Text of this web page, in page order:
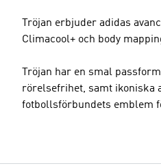
Tröjan erbjuder adidas
Climacool+ och body
Tröjan har en smal
rörelsefrihet, samt ikoniska
fotbollsförbundets emblem